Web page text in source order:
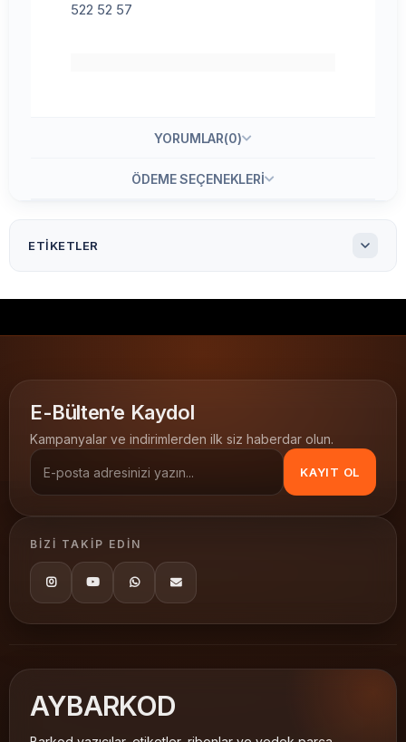
522 52 57
YORUMLAR(0)
ÖDEME SEÇENEKLERI
ETIKETLER
50x30 PVC Şeffaf Etiket
50x30 barkod etiketi
şeffaf barkod etiketi
PVC Şeffaf Etiketler
50x30
E-Bülten’e Kaydol
Kampanyalar ve indirimlerden ilk siz haberdar olun.
KAYIT OL
BIZI TAKIP EDIN
AYBARKOD